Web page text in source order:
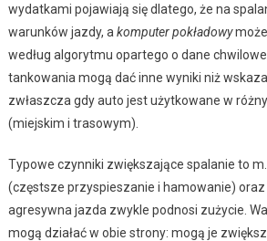
wydatkami pojawiają się dlatego, że na
warunków jazdy, a komputer pokładowy
według algorytmu opartego o dane
tankowania mogą dać inne wyniki niż
zwłaszcza gdy auto jest użytkowane w
(miejskim i trasowym).
Typowe czynniki zwiększające spalanie to
(częstsze przyspieszanie i hamowanie)
agresywna jazda zwykle podnosi zużycie.
mogą działać w obie strony: mogą je